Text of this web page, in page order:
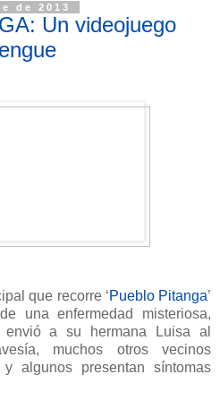
de 2013
Un videojuego
que recorre ‘Pueblo Pitanga’
una enfermedad misteriosa,
a su hermana Luisa al
muchos otros vecinos
algunos presentan síntomas